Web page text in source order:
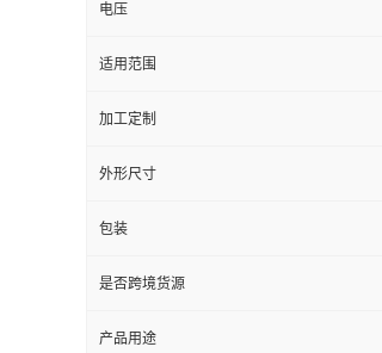
电压
适用范围
加工定制
外形尺寸
包装
是否跨境货源
产品用途